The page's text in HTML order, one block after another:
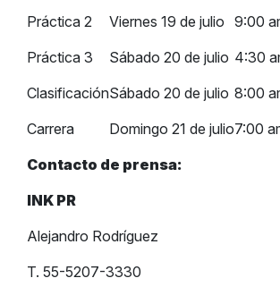
Práctica 2 Viernes 19 de julio 9:00
Práctica 3
Sábado 20 de julio 4:30
ClasificaciónSábado 20 de julio 8:00
Carrera
Domingo 21 de julio7:00
Contacto de prensa:
INK PR
Alejandro Rodríguez
T. 55-5207-3330